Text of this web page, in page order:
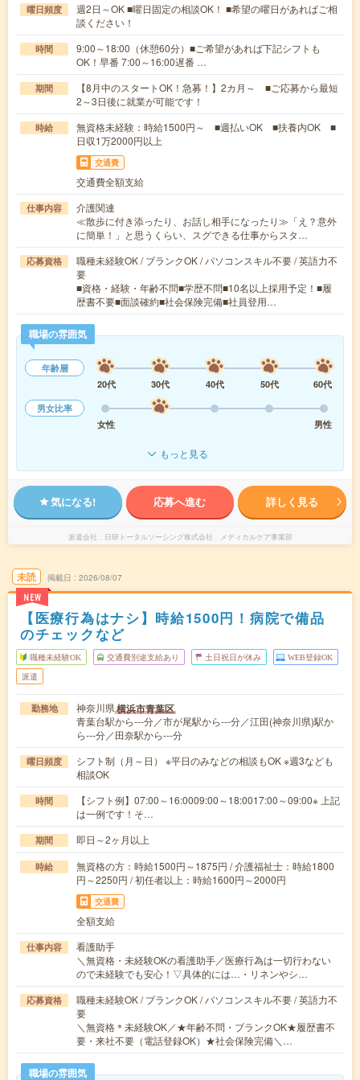
曜日頻度
週2日～OK ■曜日固定の相談OK！ ■希望の曜日があればご相
談ください！
時間
9:00～18:00（休憩60分）■ご希望があれば下記シフトも
OK！早番 7:00～16:00遅番 …
期間
【8月中のスタートOK！急募！】2カ月～ ■ご応募から最短
2～3日後に就業が可能です！
時給
無資格未経験：時給1500円～ ■週払いOK ■扶養内OK ■
日収1万2000円以上
交通費
交通費全額支給
仕事内容
介護関連
≪散歩に付き添ったり、お話し相手になったり≫「え？意外
に簡単！」と思うくらい、スグできる仕事からスタ…
応募資格
職種未経験OK / ブランクOK / パソコンスキル不要 / 英語力不
要
■資格・経験・年齢不問■学歴不問■10名以上採用予定！■履
歴書不要■面談確約■社会保険完備■社員登用…
職場の雰囲気
年齢層
20代
30代 40代 50代
60代
男女比率
女性
男性
もっと見る
気になる! 応募へ進む 詳しく見る
派遣会社 日研トータルソーシング株式会社 メディカルケア事業部
未読
NEW
掲載日 2026/08/07
【医療行為はナシ】時給1500円！病院で備品
のチェックなど
職種未経験OK 交通費別途支給あり 土日祝日が休み WEB登録OK
派遣
勤務地 神奈川県横浜市青葉区
青葉台駅から---分／市が尾駅から---分／江田(神奈川県)駅か
ら---分／田奈駅から---分
曜日頻度
シフト制（月～日） ※平日のみなどの相談もOK ※週3なども
相談OK
時間
【シフト例】07:00～16:0009:00～18:0017:00～09:00※ 上記
は一例です！そ…
期間 即日～2ヶ月以上
時給
無資格の方：時給1500円～1875円 / 介護福祉士：時給1800
円～2250円 / 初任者以上：時給1600円～2000円
交通費
全額支給
仕事内容
看護助手
＼無資格・未経験OKの看護助手／医療行為は一切行わない
ので未経験でも安心！▽具体的には…・リネンやシ…
応募資格
職種未経験OK / ブランクOK / パソコンスキル不要 / 英語力不
要
＼無資格＊未経験OK／★年齢不問・ブランクOK★履歴書不
要・来社不要（電話登録OK）★社会保険完備＼…
職場の雰囲気